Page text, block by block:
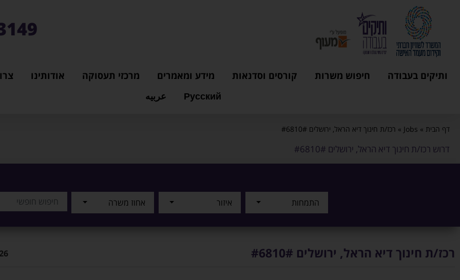
ותיקים בעבודה חיפוש משרות קורסים וסדנאות מידע ומאמרים מרכזי תעסוקה אודותינו
Русский
عربيه
דף הבית »
Jobs
» רכז/ת חינוך דיא הראל, ירושלים #6810#
דרוש רכז/ת חינוך דיא הראל, ירושלים #6810#
התמחות איזור אחוז משרה
רכז/ת חינוך דיא הראל, ירושלים #6810#